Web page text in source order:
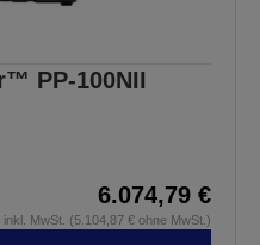
PP-100NII
6.074,79 €
inkl. MwSt. (5.104,87 € ohne MwSt.)